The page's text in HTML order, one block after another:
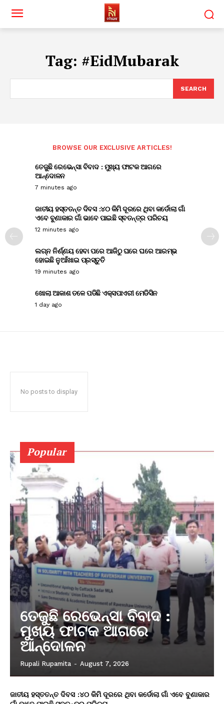
Tag: #EidMubarak
SEARCH
BROWSE OUR EXCLUSIVE ARTICLES!
ତେଜୁଛି ରେଭେନ୍ସା ବିବାଦ : ମୁଖ୍ୟ ଫାଟକ ଆଗରେ
ଆନ୍ଦୋଳନ
7 minutes ago
ଜାତୀୟ ହସ୍ତତନ୍ତ ଦିବସ :୪୦ କିମି ଦୂରରେ ଥିବା କର୍ଡୋଲା ଗାଁ
ଏବେ ବୁଣାକାର ଗାଁ ଭାବେ ପାଇଛି ସ୍ବତନ୍ତ୍ର ପରିଚୟ
12 minutes ago
ଲଗ୍ନ ନିର୍ଣ୍ଣୟ ହେବା ପରେ ଆଜିଠୁ ଘରେ ଘରେ ଆରମ୍ଭ
ହୋଇଛି ନୁଆଁଖାଇ ପ୍ରସ୍ତୁତି
19 minutes ago
ଖୋଲା ଆକାଶ ତଳେ ପଡିଛି ଏକ୍ସପାଏରୀ ମେଡିସିନ
1 day ago
No posts to display
Popular
ତେଜୁଛି ରେଭେନ୍ସା ବିବାଦ :
ମୁଖ୍ୟ ଫାଟକ ଆଗରେ
ଆନ୍ଦୋଳନ
Rupali Rupamita - August 7, 2026
ଜାତୀୟ ହସ୍ତତନ୍ତ ଦିବସ :୪୦ କିମି ଦୂରରେ ଥିବା କର୍ଡୋଲା ଗାଁ ଏବେ ବୁଣାକାର